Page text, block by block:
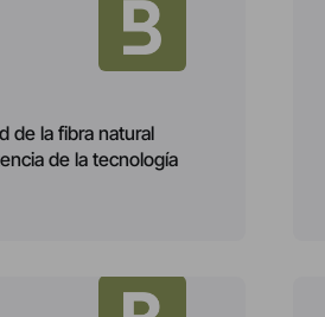
de la fibra natural
de la tecnología